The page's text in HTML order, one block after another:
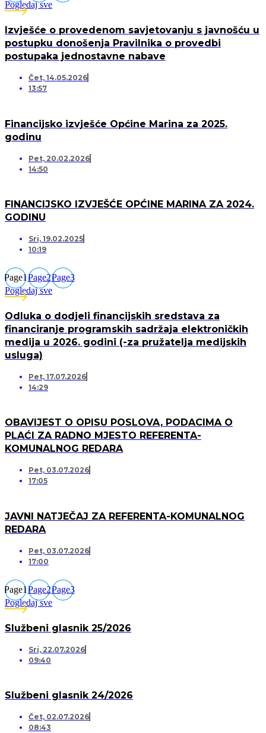
Pogledaj sve
Izvješće o provedenom savjetovanju s javnošću u
postupku donošenja Pravilnika o provedbi
postupaka jednostavne nabave
Čet, 14.05.2026
13:57
Financijsko izvješće Općine Marina za 2025.
godinu
Pet, 20.02.2026
14:50
FINANCIJSKO IZVJEŠĆE OPĆINE MARINA ZA 2024.
GODINU
Sri, 19.02.2025
10:19
Page1Page2Page3
Pogledaj sve
Odluka o dodjeli financijskih sredstava za
financiranje programskih sadržaja elektroničkih
medija u 2026. godini (-za pružatelja medijskih
usluga)
Pet, 17.07.2026
14:29
OBAVIJEST O OPISU POSLOVA, PODACIMA O
PLAĆI ZA RADNO MJESTO REFERENTA-
KOMUNALNOG REDARA
Pet, 03.07.2026
17:05
JAVNI NATJEČAJ ZA REFERENTA-KOMUNALNOG
REDARA
Pet, 03.07.2026
17:00
Page1Page2Page3
Pogledaj sve
Službeni glasnik 25/2026
Sri, 22.07.2026
09:40
Službeni glasnik 24/2026
Čet, 02.07.2026
08:43